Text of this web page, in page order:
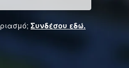
Συνδέσου εδώ.